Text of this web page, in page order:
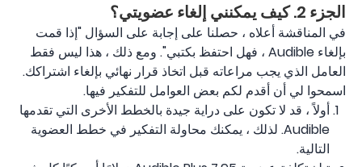
الجزء 2. كيف يمكنني إلغاء عضويتي؟
في المناقشة أعلاه ، حصلنا على إجابة على السؤال "إذا قمت
بإلغاء Audible ، فهل احتفظ بكتبي". ومع ذلك ، هذا ليس فقط
العامل الذي يجب مراعاته قبل اتخاذ قرار نهائي بإلغاء اشتراكك.
اسمحوا لي أن أقدم لكم بعض العوامل للتفكير فيها.
أولاً ، قد لا تكون على دراية جيدة بالخطط الأخرى التي تقدمها
Audible. لذلك ، يمكنك محاولة التفكير في خطط العضوية
التالية.